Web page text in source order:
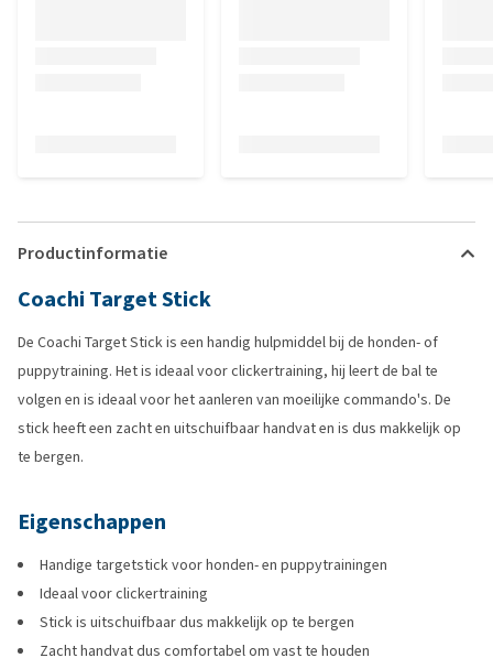
Productinformatie
Coachi Target Stick
De Coachi Target Stick is een handig hulpmiddel bij de honden- of
puppytraining. Het is ideaal voor clickertraining, hij leert de bal te
volgen en is ideaal voor het aanleren van moeilijke commando's. De
stick heeft een zacht en uitschuifbaar handvat en is dus makkelijk op
te bergen.
Eigenschappen
Handige targetstick voor honden- en puppytrainingen
Ideaal voor clickertraining
Stick is uitschuifbaar dus makkelijk op te bergen
Zacht handvat dus comfortabel om vast te houden